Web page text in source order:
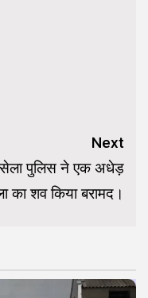
Next
पुलिस ने एक अधेड़
का शव किया बरामद।